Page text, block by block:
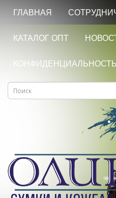
ГЛАВНАЯ
КАТАЛОГ ОПТ
КОНФИДЕНЦИАЛЬНОСТЬ